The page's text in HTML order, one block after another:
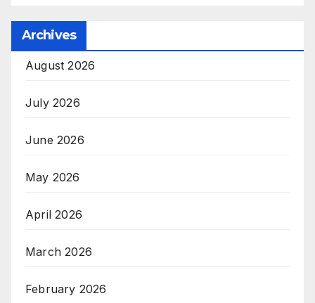
Archives
August 2026
July 2026
June 2026
May 2026
April 2026
March 2026
February 2026